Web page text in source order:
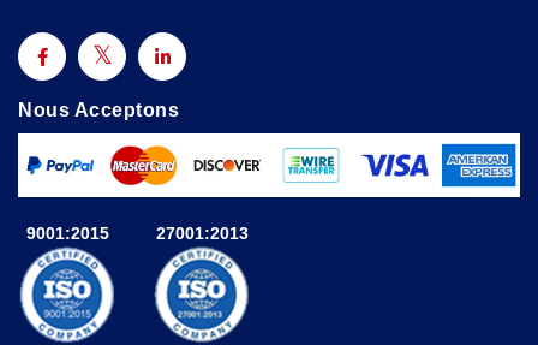
Nous Acceptons
9001:2015 27001:2013